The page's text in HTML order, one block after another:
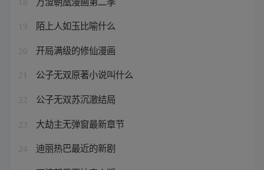
19 陌上人如玉比喻什么
20 开局满级的修仙漫画
21 公子无双原著小说叫什么
22 公子无双苏沉澈结局
23 大劫主无弹窗最新章节
24 迪丽热巴最近的新剧